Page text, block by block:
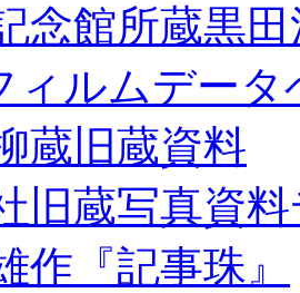
念館所蔵黒
ィルムデータ
蔵旧蔵資料
旧蔵写真資
作『記事珠』